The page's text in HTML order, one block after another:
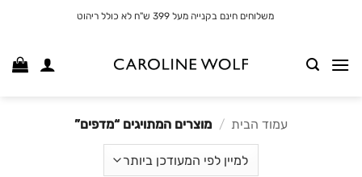
משלוחים חינם בקנייה מעל 399 ש"ח לא כולל ריהוט
עמוד הבית / מוצרים המתויגים “מדפים”